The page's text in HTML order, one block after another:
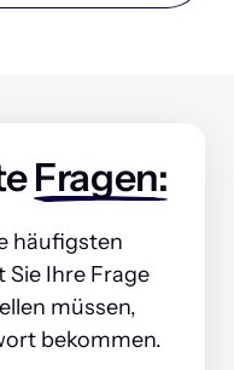
Fragen:
häufigsten
Ihre Frage
müssen,
bekommen.